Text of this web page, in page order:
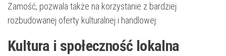
Zamość, pozwala także na korzystanie z bardziej
rozbudowanej oferty kulturalnej i handlowej.
Kultura i społeczność lokalna